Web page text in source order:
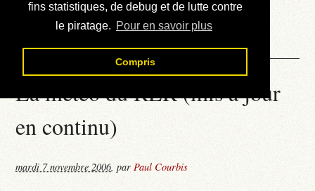
fins statistiques, de debug et de lutte contre
le piratage. Pour en savoir plus
Compris
Téléchargement
Contact
La météo du RER (mis à jour
en continu)
mardi 7 novembre 2006,parPaul Courbis